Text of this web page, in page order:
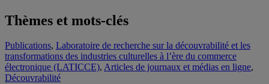
Thèmes et mots-clés
Publications, Laboratoire de recherche sur la découvrabilité et les
transformations des industries culturelles à l’ère du commerce
électronique (LATICCE), Articles de journaux et médias en ligne,
Découvrabilité